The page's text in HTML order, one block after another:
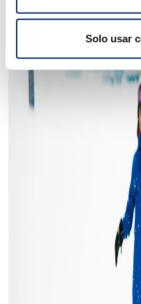
Solo usar